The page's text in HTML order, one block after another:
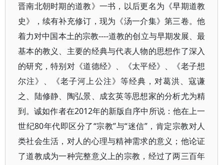
晋南北朝时期的道教》一书，以后更名为《早期道教
史》，续有补充修订，现为《汤一介集》第三卷。他
着力对中国本土的宗教----道教的创立与早期发展、最
基本的教义、主要的经典与代表人物的思想作了深入
的研究，特别对《道德经》、《太平经》、《老子想
尔注》、《老子河上公注》等经典，对葛洪、寇谦
之、陆修静、陶弘景、成玄英等思想家的分析尤为精
到。诚如作者在2012年的新版自序中所说：他在上一
世纪80年代即区分了“宗教”与“迷信”，肯定宗教对人
类社会生活，对人的心理与精神需求的意义；他论证
了道教成为一种完整意义上的宗教，经过了两三百年